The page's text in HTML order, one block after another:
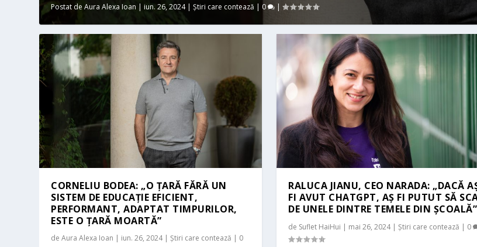
Postat deAura Alexa Ioan |iun. 26, 2024|Știri care contează | 0 |
CORNELIU BODEA: „O ȚARĂ FĂRĂ UN
SISTEM DE EDUCAȚIE EFICIENT,
PERFORMANT, ADAPTAT TIMPURILOR,
ESTE O ȚARĂ MOARTĂ”
deAura Alexa Ioan | iun. 26, 2024|Știri care contează | 0
RALUCA JIANU, CEO NARADA: „DACĂ
FI AVUT CHATGPT, AȘ FI PUTUT SĂ
DE UNELE DINTRE TEMELE DIN
de Suflet HaiHui | mai 26, 2024|Știri care contează | 0